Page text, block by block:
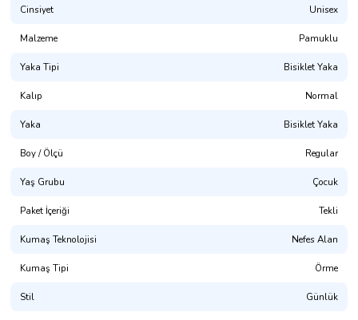
Presmono
Kalıp: Normal Kesim (Unisex. Hem Erkek Hem Kız Çocuk Giyime
Uygundur)
%100 Pamuklu. 1. Kalite Penye
(NOT: Uygun bedeni bulamadınız mı? Mağaza sayfamızda
Cinsiyet Unisex
Malzeme Pamuklu
Yaka Tipi Bisiklet Yaka
Kalıp Normal
Yaka Bisiklet Yaka
Boy / Ölçü Regular
Yaş Grubu Çocuk
Paket İçeriği Tekli
Kumaş Teknolojisi Nefes Alan
Kumaş Tipi Örme
Stil Günlük